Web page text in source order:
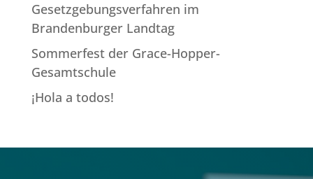
Gesetzgebungsverfahren im
Brandenburger Landtag
Sommerfest der Grace-Hopper-
Gesamtschule
¡Hola a todos!